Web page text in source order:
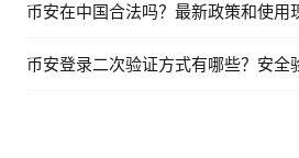
币安在中国合法吗？最新政策和使用
币安登录二次验证方式有哪些？安全